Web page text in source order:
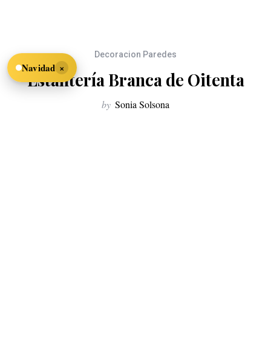
Decoracion Paredes
Estantería Branca de Oitenta
by Sonia Solsona
Navidad ×